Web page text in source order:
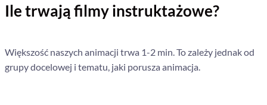
Ile trwają filmy instruktażowe?
Większość naszych animacji trwa 1-2 min. To zależy jednak od
grupy docelowej i tematu, jaki porusza animacja.